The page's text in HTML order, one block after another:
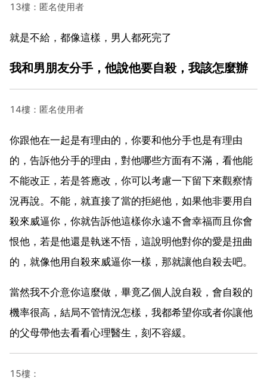
13樓：匿名使用者
就是不給，都像這樣，男人都死完了
我和男朋友分手，他說他要自殺，我該怎麼辦
14樓：匿名使用者
你跟他在一起是有理由的，你要和他分手也是有理由
的，告訴他分手的理由，對他哪些方面有不滿，看他能
不能改正，若是答應改，你可以考慮一下留下來觀察情
況再說。不能，就直接了當的拒絕他，如果他非要用自
殺來威逼你，你就告訴他這樣你永遠不會幸福而且你會
恨他，若是他還是執迷不悟，這說明他對你的愛是扭曲
的，就像他用自殺來威逼你一樣，那就讓他自殺去吧。
當然我不介意你這麼做，畢竟乙個人說自殺，會自殺的
機率很高，結局不管情況怎樣，我都希望你或者你讓他
的父母帶他去看看心理醫生，刻不容緩。
15樓：